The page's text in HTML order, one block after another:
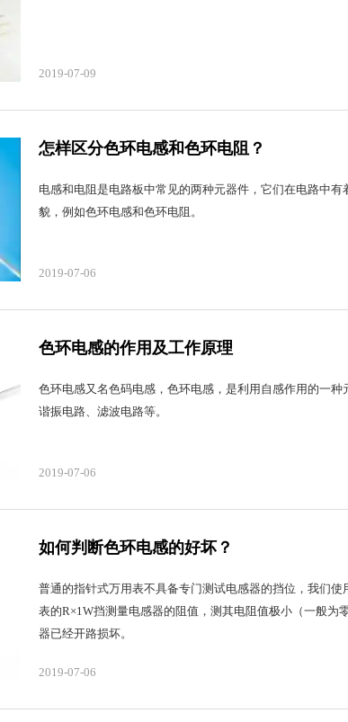
2019-07-09
怎样区分色环电感和色环电阻？
电感和电阻是电路板中常见的两种元器件，它们在电路中
貌，例如色环电感和色环电阻。
2019-07-06
色环电感的作用及工作原理
色环电感又名色码电感，色环电感，是利用自感作用的一
谐振电路、滤波电路等。
2019-07-06
如何判断色环电感的好坏？
普通的指针式万用表不具备专门测试电感器的挡位，我们
表的R×1W挡测量电感器的阻值，测其电阻值极小（一般
器已经开路损坏。
2019-07-06